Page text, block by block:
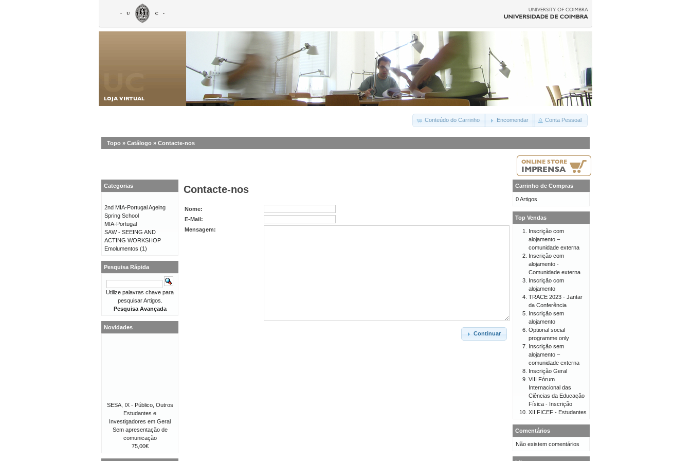
Conteúdo do Carrinho Encomendar Conta Pessoal
Topo » Catálogo » Contacte-nos
Contacte-nos
Nome:
E-Mail:
Mensagem:
Continuar
Categorias
2nd MIA-Portugal Ageing
Spring School
MIA-Portugal
SAW - SEEING AND
ACTING WORKSHOP
Emolumentos (1)
Pesquisa Rápida
Utilize palavras chave para
pesquisar Artigos.
Pesquisa Avançada
Novidades
SESA, IX - Público, Outros
Estudantes e
Investigadores em Geral
Sem apresentação de
comunicação
75,00€
Carrinho de Compras
0 Artigos
Top Vendas
Inscrição com
alojamento –
comunidade externa
Inscrição com
alojamento -
Comunidade externa
Inscrição com
alojamento
TRACE 2023 - Jantar
da Conferência
Inscrição sem
alojamento
Optional social
programme only
Inscrição sem
alojamento –
comunidade externa
Inscrição Geral
VIII Fórum
Internacional das
Ciências da Educação
Física - Inscrição
XII FICEF - Estudantes
Comentários
Não existem comentários